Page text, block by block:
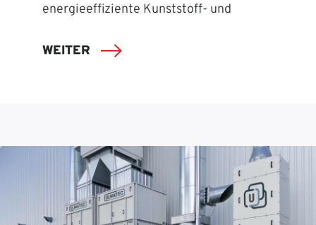
energieeffiziente Kunststoff- und
WEITER